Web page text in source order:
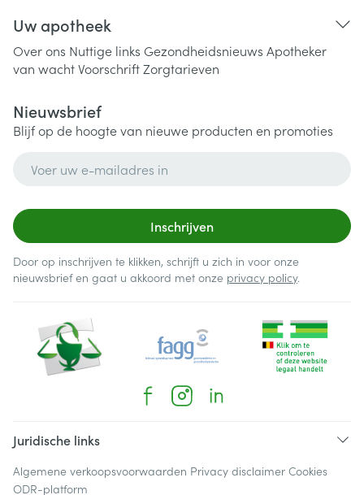
Uw apotheek
Over ons Nuttige links Gezondheidsnieuws Apotheker
van wachtVoorschriftZorgtarieven
Nieuwsbrief
Blijf op de hoogte van nieuwe producten en promoties
Inschrijven
Door op inschrijven te klikken, schrijft u zich in voor onze
nieuwsbrief en gaat u akkoord met onze privacy policy.
Juridische links
Algemene verkoopsvoorwaarden Privacy disclaimer Cookies
ODR-platform